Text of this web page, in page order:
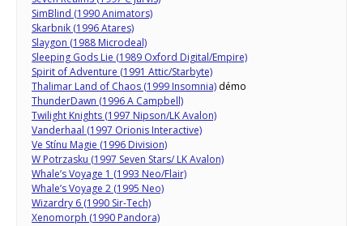
SimBlind (1990 Animators)
Skarbnik (1996 Atares)
Slaygon (1988 Microdeal)
Sleeping Gods Lie (1989 Oxford Digital/Empire)
Spirit of Adventure (1991 Attic/Starbyte)
Thalimar Land of Chaos (1999 Insomnia) démo
ThunderDawn (1996 A Campbell)
Twilight Knights (1997 Nipson/LK Avalon)
Vanderhaal (1997 Orionis Interactive)
Ve Stí­nu Magie (1996 Division)
W Potrzasku (1997 Seven Stars/ LK Avalon)
Whale’s Voyage 1 (1993 Neo/Flair)
Whale’s Voyage 2 (1995 Neo)
Wizardry 6 (1990 Sir-Tech)
Xenomorph (1990 Pandora)